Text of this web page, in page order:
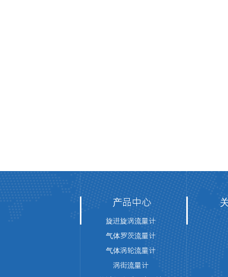
产品中心
旋进旋涡流量计
气体罗茨流量计
气体涡轮流量计
涡街流量计